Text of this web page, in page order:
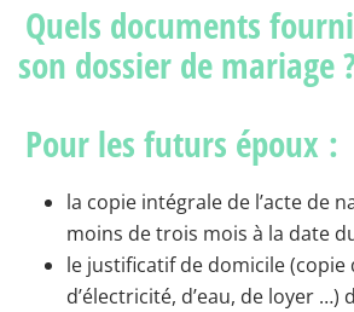
Quels documents
son dossier de mariage
Pour les futurs époux :
la copie intégrale de l’acte de
moins de trois mois à la date
le justificatif de domicile (copie
d’électricité, d’eau, de loyer …)